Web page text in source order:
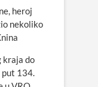
heroj
nekoliko
kraja do
put 134.